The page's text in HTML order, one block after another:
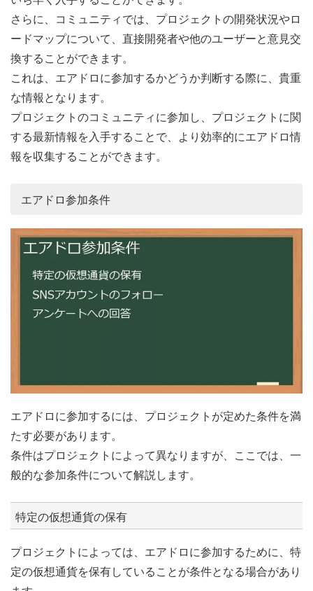
さらに、コミュニティでは、プロジェクトの開発状況やロ
ードマップについて、直接開発者や他のユーザーと意見交
換することができます。
これは、エアドロに参加するかどうか判断する際に、貴重
な情報となります。
プロジェクトのコミュニティに参加し、プロジェクトに関
する最新情報を入手することで、より効率的にエアドロ情
報を収集することができます。
エアドロ参加条件
エアドロに参加するには、プロジェクトが定めた条件を満
たす必要があります。
条件はプロジェクトによって異なりますが、ここでは、一
般的な参加条件について解説します。
特定の仮想通貨の保有
プロジェクトによっては、エアドロに参加するために、特
定の仮想通貨を保有していることが条件となる場合があり